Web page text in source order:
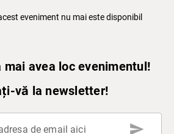
eveniment nu mai este disponibil
avea loc evenimentul!
vă la newsletter!
de email aici send